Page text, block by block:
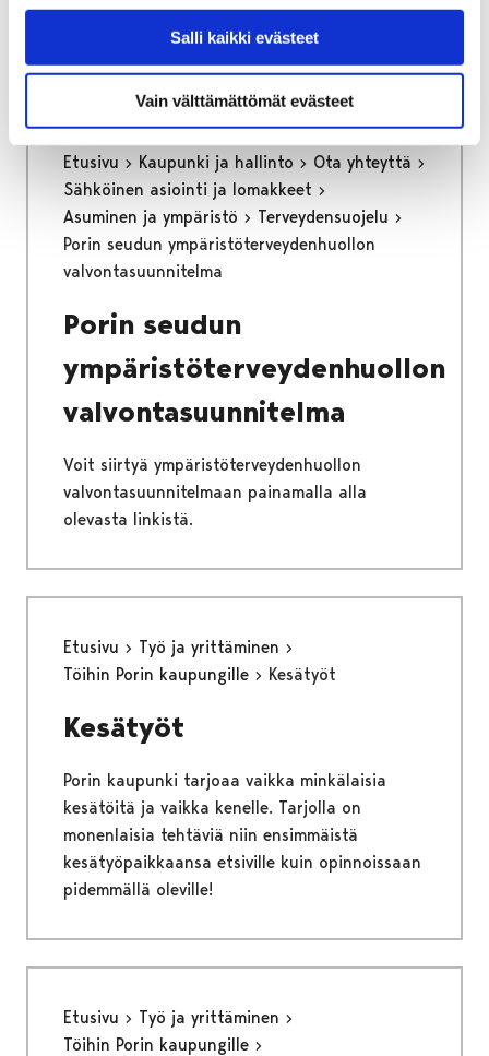
Salli kaikki evästeet
Vain välttämättömät evästeet
Voit siirtyä tilinumeron ilmoitukseen
painamalla alla olevasta linkistä.
Etusivu Kaupunki ja hallinto
Ota yhteyttä
Sähköinen asiointi ja lomakkeet
Asuminen ja ympäristö
Terveydensuojelu
Porin seudun ympäristöterveydenhuollon
valvontasuunnitelma
Porin seudun
ympäristöterveydenhuollon
valvontasuunnitelma
Voit siirtyä ympäristöterveydenhuollon
valvontasuunnitelmaan painamalla alla
olevasta linkistä.
Etusivu
Työ ja yrittäminen
Töihin Porin kaupungille
Kesätyöt
Kesätyöt
Porin kaupunki tarjoaa vaikka minkälaisia
kesätöitä ja vaikka kenelle. Tarjolla on
monenlaisia tehtäviä niin ensimmäistä
kesätyöpaikkaansa etsiville kuin opinnoissaan
pidemmällä oleville!
Etusivu
Työ ja yrittäminen
Töihin Porin kaupungille